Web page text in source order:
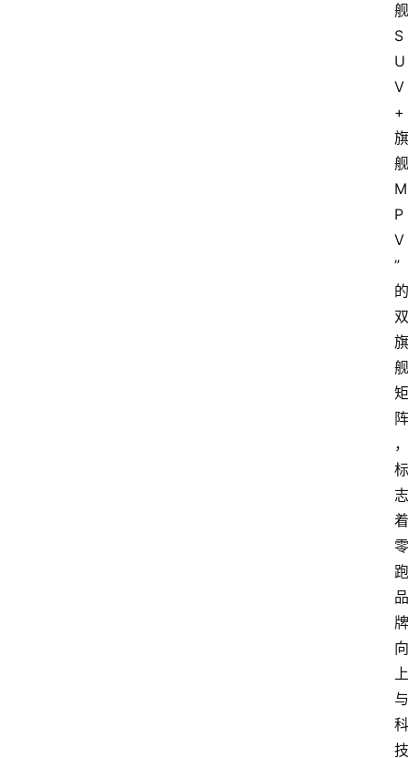
舰
S
U
V
+
旗
舰
M
P
V
”
的
双
旗
舰
矩
阵
，
标
志
着
零
跑
品
牌
向
上
与
科
技